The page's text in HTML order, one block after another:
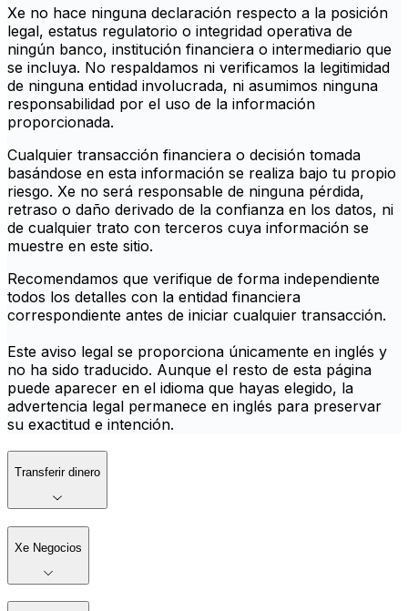
Xe no hace ninguna declaración respecto a la posición
legal, estatus regulatorio o integridad operativa de
ningún banco, institución financiera o intermediario que
se incluya. No respaldamos ni verificamos la legitimidad
de ninguna entidad involucrada, ni asumimos ninguna
responsabilidad por el uso de la información
proporcionada.
Cualquier transacción financiera o decisión tomada
basándose en esta información se realiza bajo tu propio
riesgo. Xe no será responsable de ninguna pérdida,
retraso o daño derivado de la confianza en los datos, ni
de cualquier trato con terceros cuya información se
muestre en este sitio.
Recomendamos que verifique de forma independiente
todos los detalles con la entidad financiera
correspondiente antes de iniciar cualquier transacción.
Este aviso legal se proporciona únicamente en inglés y
no ha sido traducido. Aunque el resto de esta página
puede aparecer en el idioma que hayas elegido, la
advertencia legal permanece en inglés para preservar
su exactitud e intención.
Transferir dinero
Xe Negocios